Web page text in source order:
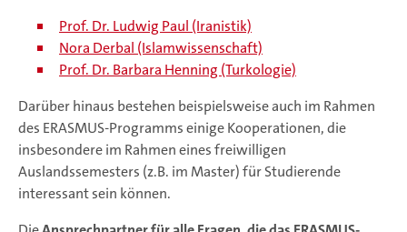
Prof. Dr. Ludwig Paul (Iranistik)
Nora Derbal (Islamwissenschaft)
Prof. Dr. Barbara Henning (Turkologie)
Darüber hinaus bestehen beispielsweise auch im Rahmen
des ERASMUS-Programms einige Kooperationen, die
insbesondere im Rahmen eines freiwilligen
Auslandssemesters (z.B. im Master) für Studierende
interessant sein können.